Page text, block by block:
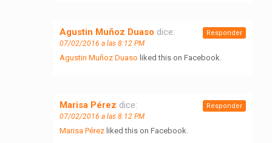
Agustin Muñoz Duaso dice:
07/02/2016 a las 8:12 PM
Agustin Muñoz Duaso liked this on Facebook.
Responder
Marisa Pérez dice:
07/02/2016 a las 8:12 PM
Marisa Pérez liked this on Facebook.
Responder